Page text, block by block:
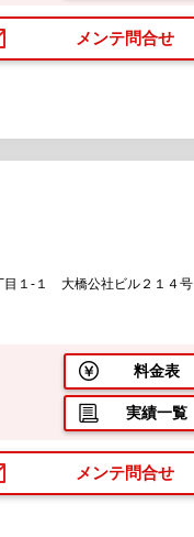
メンテ問合せ
目１-１ 大橋公社ビル２１４号
料金表
実績一覧
メンテ問合せ